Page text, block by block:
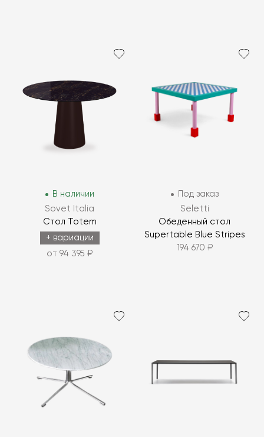
В наличии
Sovet Italia
Стол Totem
+ вариации
от 94 395 ₽
Под заказ
Seletti
Обеденный стол
Supertable Blue Stripes
194 670 ₽